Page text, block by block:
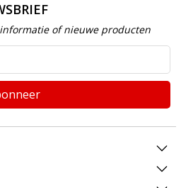
of nieuwe producten